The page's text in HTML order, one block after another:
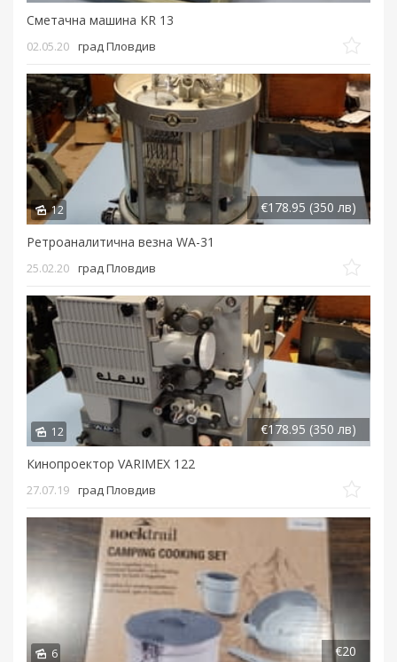
Сметачна машина KR 13
02.05.20 град Пловдив
12
Ретроаналитична везна WA-31
€178.95 (350 лв)
25.02.20 град Пловдив
12
Кинопроектор VARIMEX 122
€178.95 (350 лв)
27.07.19 град Пловдив
6 €20